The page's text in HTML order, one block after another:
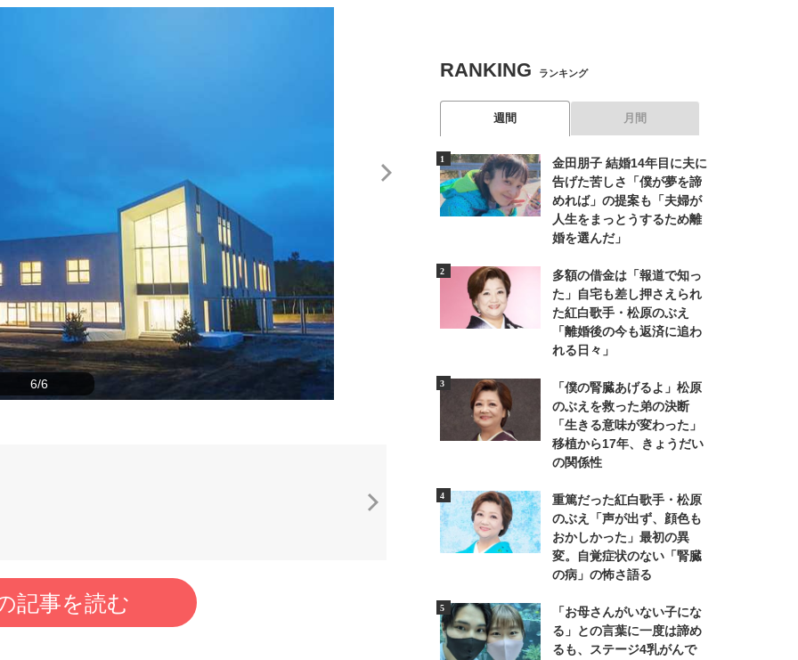
6/6
55万本を売り上げた自然派シャンプー「uruotte（うるお
「五島椿」のチカラで実現！「ON＆DO」の冷えない肌づ
記事を読む
RANKING ランキング
週間 月間
金田朋子 結婚14年目に夫に
告げた苦しさ「僕が夢を諦
めれば」の提案も「夫婦が
人生をまっとうするため離
婚を選んだ」
多額の借金は「報道で知っ
た」自宅も差し押さえられ
た紅白歌手・松原のぶえ
「離婚後の今も返済に追わ
れる日々」
「僕の腎臓あげるよ」松原
のぶえを救った弟の決断
「生きる意味が変わった」
移植から17年、きょうだい
の関係性
重篤だった紅白歌手・松原
のぶえ「声が出ず、顔色も
おかしかった」最初の異
変。自覚症状のない「腎臓
の病」の怖さ語る
「お母さんがいない子にな
る」との言葉に一度は諦め
るも、ステージ4乳がんで